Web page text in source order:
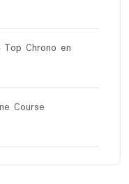
Chrono en
Course